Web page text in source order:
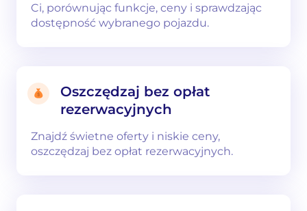
Ci, porównując funkcje, ceny i sprawdzając
dostępność wybranego pojazdu.
Oszczędzaj bez opłat
rezerwacyjnych
Znajdź świetne oferty i niskie ceny,
oszczędzaj bez opłat rezerwacyjnych.